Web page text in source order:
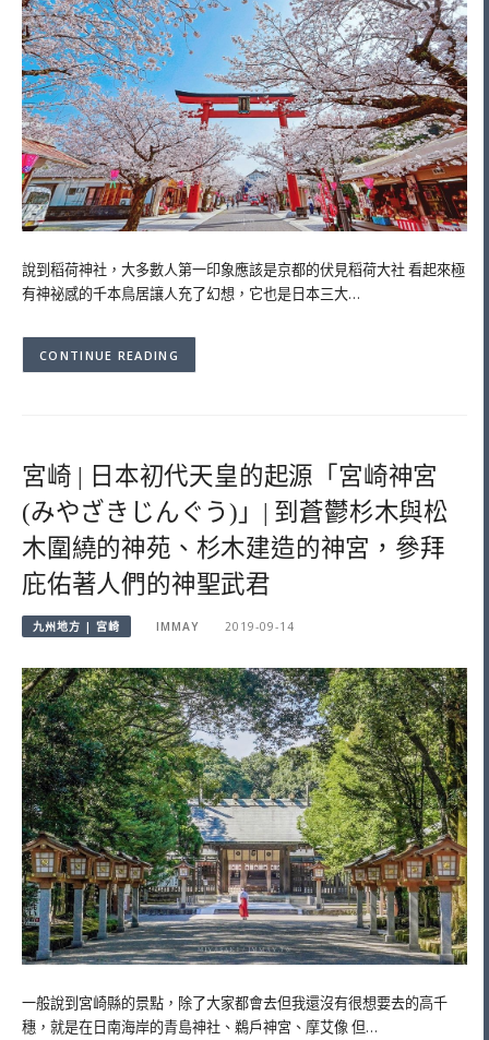
說到稻荷神社，大多數人第一印象應該是京都的伏見稻荷大社 看起來極
有神祕感的千本鳥居讓人充了幻想，它也是日本三大…
CONTINUE READING
宮崎 | 日本初代天皇的起源「宮崎神宮
(みやざきじんぐう)」| 到蒼鬱杉木與松
木圍繞的神苑、杉木建造的神宮，參拜
庇佑著人們的神聖武君
九州地方 | 宮崎 IMMAY 2019-09-14
一般說到宮崎縣的景點，除了大家都會去但我還沒有很想要去的高千
穗，就是在日南海岸的青島神社、鵜戶神宮、摩艾像 但…